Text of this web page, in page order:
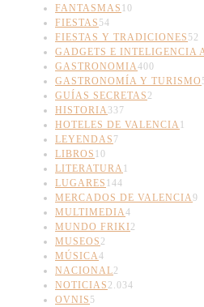
FANTASMAS 10
FIESTAS 54
FIESTAS Y TRADICIONES 52
GADGETS E INTELIGENCIA
GASTRONOMIA400
GASTRONOMÍA Y TURISMO
GUÍAS SECRETAS 2
HISTORIA337
HOTELES DE VALENCIA1
LEYENDAS 7
LIBROS 10
LITERATURA1
LUGARES 144
MERCADOS DE VALENCIA9
MULTIMEDIA4
MUNDO FRIKI2
MUSEOS 2
MÚSICA4
NACIONAL2
NOTICIAS 2.034
OVNIS 5